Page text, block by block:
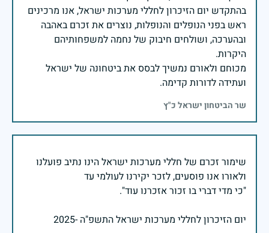
בהתקדש יום הזיכרון לחללי מערכות ישראל, אנו מרכינים
ראש בפני הנופלים והנופלות, נוצרים את זכרם באהבה
ובהערכה, ושולחים חיבוק של נחמה למשפחותיהם
מכוחם ולאורם נמשיך לבסס את ביטחונה של ישראל
ועתידה לדורות קדימה.
שר הביטחון ישראל כ"ץ
שימור זכרם של חללי מערכות ישראל הינו נתיב פועלנו
יום הזיכרון לחללי מערכות ישראל התשפ"ה -2025